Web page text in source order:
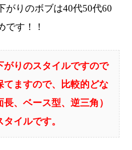
がりのボブは40代50代60
です！！
がりのスタイルですので
てますので、比較的どな
、ベース型、逆三角）
イルです。